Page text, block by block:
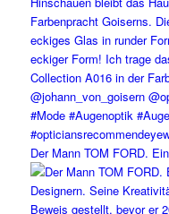
Der Mann TOM FORD.